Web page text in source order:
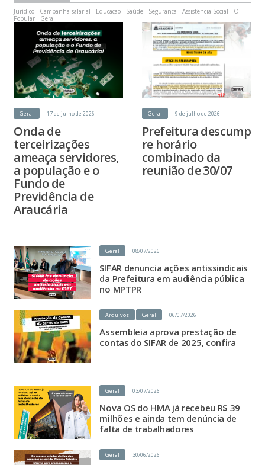
Jurídico Campanha salarial Educação Saúde Segurança Assistência Social
O
Popular
Geral
Geral 17 de julho de 2026
Onda de
terceirizações
ameaça servidores,
a população e o
Fundo de
Previdência de
Araucária
Geral 9 de julho de 2026
Prefeitura descump
re horário
combinado da
reunião de 30/07
Geral 08/07/2026
SIFAR denuncia ações antissindicais
da Prefeitura em audiência pública
no MPTPR
Arquivos Geral 06/07/2026
Assembleia aprova prestação de
contas do SIFAR de 2025, confira
Geral 03/07/2026
Nova OS do HMA já recebeu R$ 39
milhões e ainda tem denúncia de
falta de trabalhadores
Geral 30/06/2026